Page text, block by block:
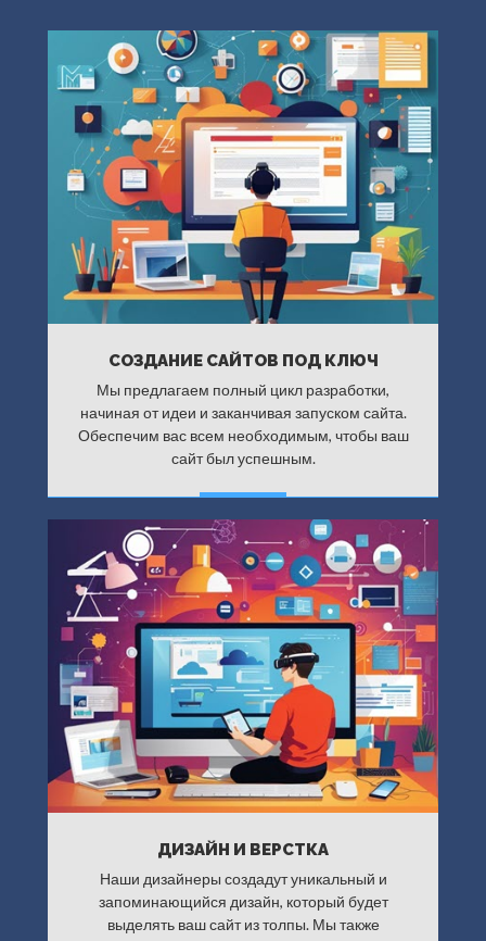
СОЗДАНИЕ САЙТОВ ПОД КЛЮЧ
Мы предлагаем полный цикл разработки,
начиная от идеи и заканчивая запуском сайта.
Обеспечим вас всем необходимым, чтобы ваш
сайт был успешным.
ДИЗАЙН И ВЕРСТКА
Наши дизайнеры создадут уникальный и
запоминающийся дизайн, который будет
выделять ваш сайт из толпы. Мы также